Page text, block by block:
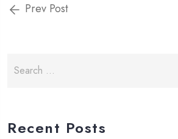
Prev Post
for:
Recent Posts